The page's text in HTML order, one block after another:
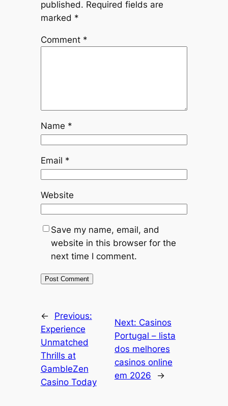
published. Required fields are
marked *
Comment *
Name *
Email *
Website
Save my name, email, and
website in this browser for the
next time I comment.
←
Previous:
Experience
Unmatched
Thrills at
GambleZen
Casino Today
Next: Casinos
Portugal – lista
dos melhores
casinos online
em 2026
→